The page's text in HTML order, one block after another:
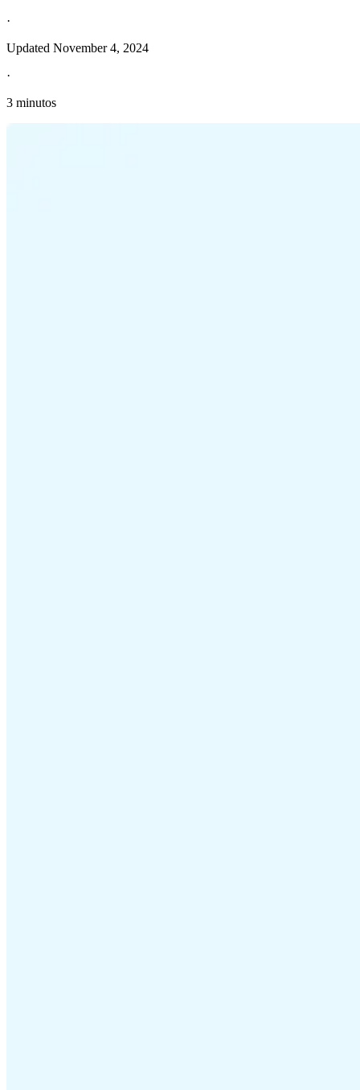
·
Updated November 4, 2024
·
3 minutos